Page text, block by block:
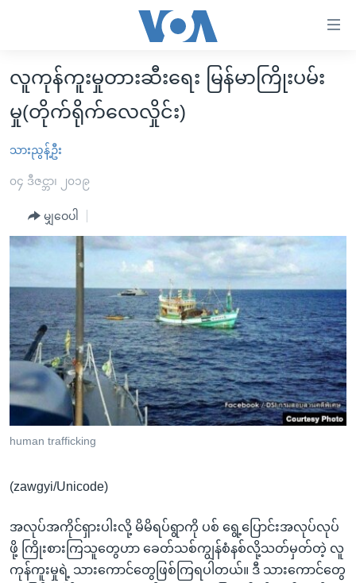
လွယ်ကူ
စေ
သည့်
Link
များ
ကြည့်
ရန်
ပင်မ
အ
ညွန်း
စာမျက်နှာ
သို့
ကျော်
ရန်
ရန်
နေရာ
သို့
မူလစာမျက်နှာ
မြန်မာ
ကမ္ဘာ့သတင်းများ
တရုတ်
အစ္စရေး-ပါလက်စတိုင်း
ရပ်ဝန်းတခု လမ်းတခု အလွန်
အင်္ဂလိပ်စာလေ့လာမယ်
မကြေးမုံရဲ့ အင်္ဂလိပ်စာ
ရုပ်ရှင်ထဲက အင်္ဂလိပ်စာ
သုတပဒေသာ အင်္ဂလိပ်စာ
အပတ်စဉ်ကဏ္ဍများ
ရေဒီယို
တီဗွီ
ရေဒီယိုနှင့်ရုပ်သံ အချက်အလက်များ
ရေဒီယို/တီဗွီအစီအစဉ်
Learning English
ဗွီအိုအေ လူမှုကွန်ယက်များ
လူကုန်ကူးမှုတားဆီးရေး မြန်မာကြိုးပမ်း
မှု(တိုက်ရိုက်လေလှိုင်း)
သားညွန့်ဦး
၀၄ ဒီဇင္ဘာ၊ ၂၀၁၉
မျှဝေပါ
human trafficking
(zawgyi/Unicode)
အလုပ်အကိုင်ရှားပါးလို့ မိမိရပ်ရွာကို ပစ် ရွေ့ပြောင်းအလုပ်လုပ်
ဖို့ ကြိုးစားကြသူတွေဟာ ခေတ်သစ်ကျွန်စံနစ်လို့သတ်မှတ်တဲ့ လူ
ကုန်ကူးမှုရဲ့ သားကောင်တွေဖြစ်ကြရပါတယ်။ ဒီ သားကောင်တွေ